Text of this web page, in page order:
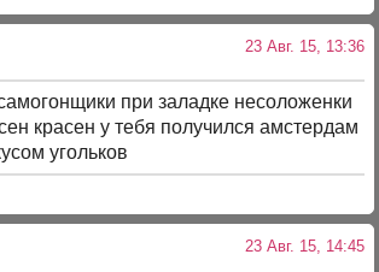
23 Авг. 15, 13:36
при заладке несоложенки
красен у тебя получился амстердам
угольков
23 Авг. 15, 14:45